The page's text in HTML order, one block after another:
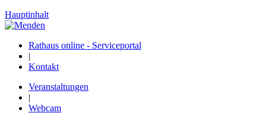
Hauptinhalt
Rathaus online - Serviceportal
|
Kontakt
Veranstaltungen
|
Webcam